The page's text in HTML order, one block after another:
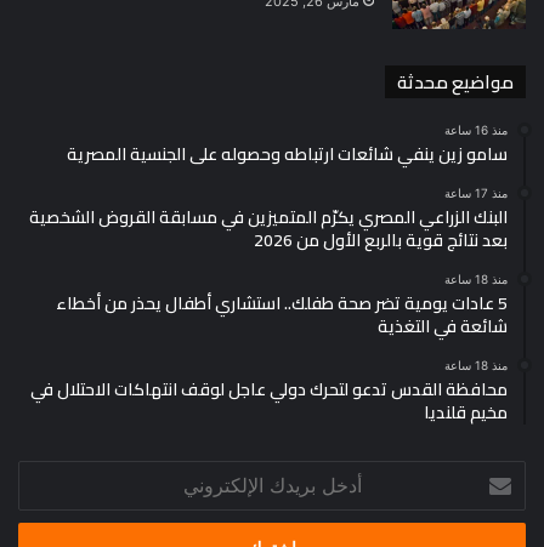
رمسيس
ميدان رمسيس
مواضيع محدثة
منذ 16 ساعة
سامو زين ينفي شائعات ارتباطه وحصوله على الجنسية المصرية
منذ 17 ساعة
البنك الزراعي المصري يكرّم المتميزين في مسابقة القروض الشخصية
بعد نتائج قوية بالربع الأول من 2026
منذ 18 ساعة
5 عادات يومية تضر صحة طفلك.. استشاري أطفال يحذر من أخطاء
شائعة في التغذية
منذ 18 ساعة
محافظة القدس تدعو لتحرك دولي عاجل لوقف انتهاكات الاحتلال في
مخيم قلنديا
بريدك
الإلكتروني